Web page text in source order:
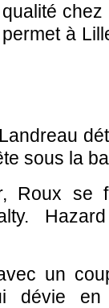
à
sous la
Roux se
un
dévie en